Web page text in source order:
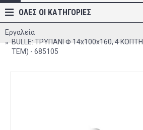
ΟΛΕΣ ΟΙ ΚΑΤΗΓΟΡΊΕΣ
Εργαλεία
BULLE: ΤΡΥΠΑΝΙ Φ 14x100x160, 4
ΤΕΜ) - 685105